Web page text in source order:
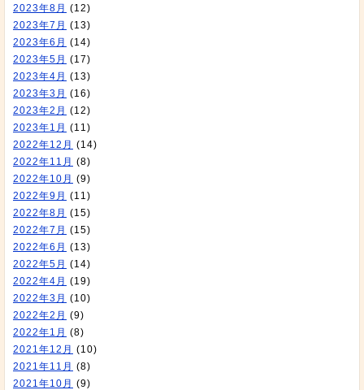
2023年8月 (12)
2023年7月 (13)
2023年6月 (14)
2023年5月 (17)
2023年4月 (13)
2023年3月 (16)
2023年2月 (12)
2023年1月 (11)
2022年12月 (14)
2022年11月 (8)
2022年10月 (9)
2022年9月 (11)
2022年8月 (15)
2022年7月 (15)
2022年6月 (13)
2022年5月 (14)
2022年4月 (19)
2022年3月 (10)
2022年2月 (9)
2022年1月 (8)
2021年12月 (10)
2021年11月 (8)
2021年10月 (9)